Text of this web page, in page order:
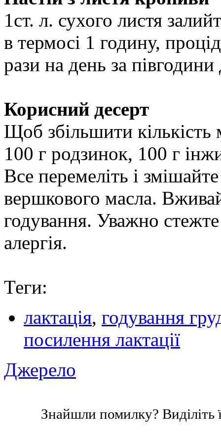
1ст. л. сухого листя
в термосі 1 годину,
рази на день за півгодини
Корисний десерт
Щоб збільшити кількість
100 г родзинок, 100 г
Все перемеліть і
вершкового масла.
годування. Уважно
алергія.
Теги:
лактація, годування
посилення лактації
Джерело
Знайшли помилку? Виділіть